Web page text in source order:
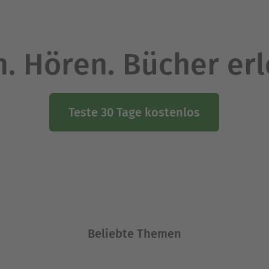
Hören. Bücher
Teste 30 Tage kostenlos
Beliebte Themen